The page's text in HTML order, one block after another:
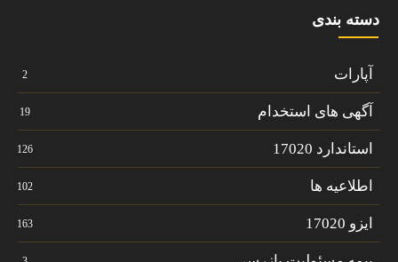
دسته بندی
آپارات 2
آگهی های استخدام 19
استاندارد 17020 126
اطلاعیه ها 102
ایزو 17020 163